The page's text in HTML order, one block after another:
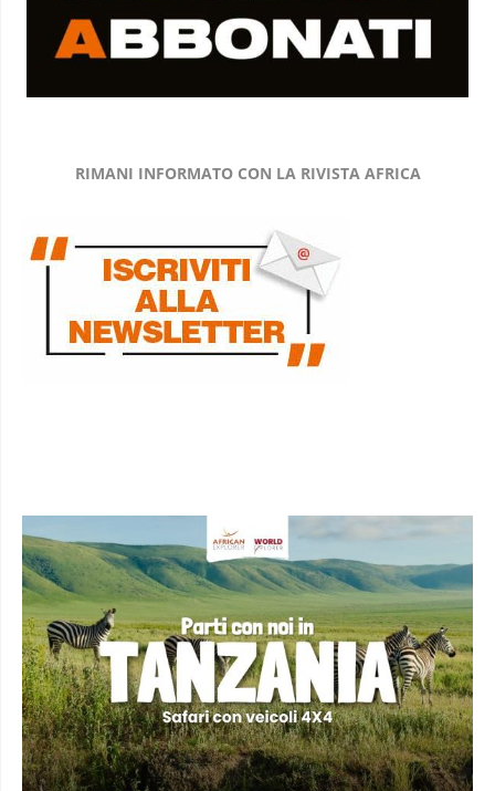
RIMANI INFORMATO CON LA RIVISTA AFRICA